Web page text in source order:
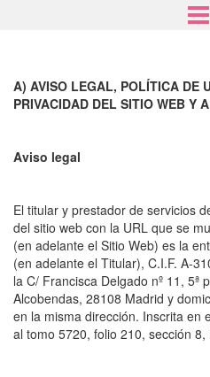
main
content
A) AVISO LEGAL, POLÍTICA DE
PRIVACIDAD DEL SITIO WEB Y
Aviso legal
El titular y prestador de servicios
del sitio web con la URL que se
(en adelante el Sitio Web) es la
(en adelante el Titular), C.I.F. A-
la C/ Francisca Delgado nº 11, 5ª
Alcobendas, 28108 Madrid y
en la misma dirección. Inscrita en
al tomo 5720, folio 210, sección